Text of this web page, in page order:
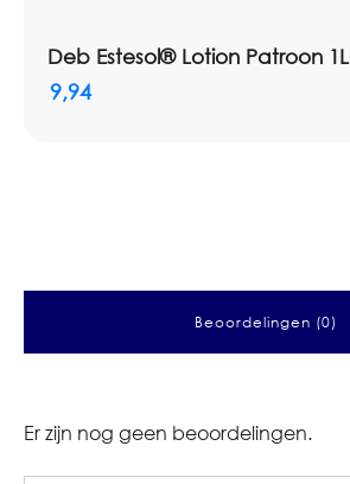
Deb Estesol® Lotion Patroon 1L
9,94
Beoordelingen (0)
Er zijn nog geen beoordelingen.